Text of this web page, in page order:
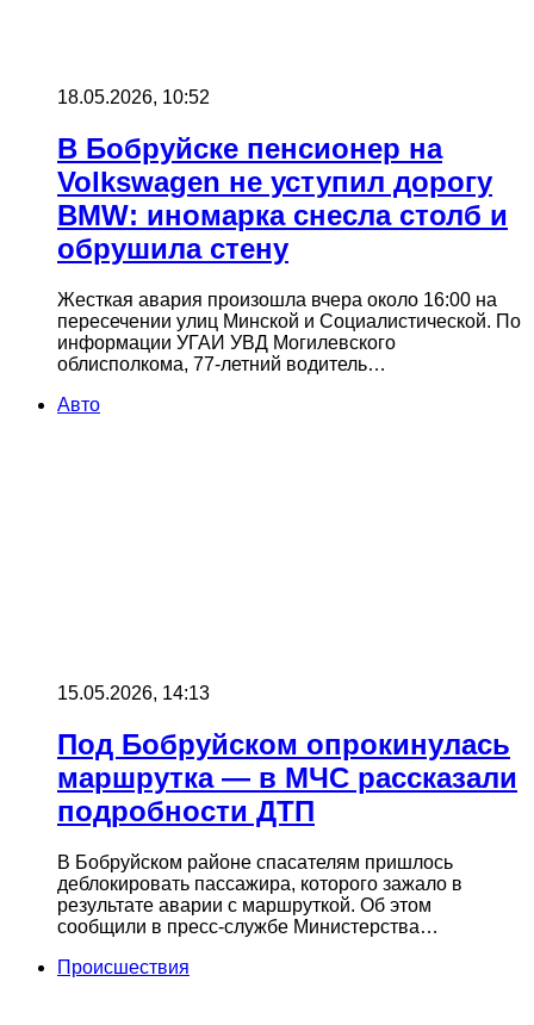
18.05.2026, 10:52
В Бобруйске пенсионер на
Volkswagen не уступил дорогу
BMW: иномарка снесла столб и
обрушила стену
Жесткая авария произошла вчера около 16:00 на
пересечении улиц Минской и Социалистической. По
информации УГАИ УВД Могилевского
облисполкома, 77-летний водитель…
Авто
15.05.2026, 14:13
Под Бобруйском опрокинулась
маршрутка — в МЧС рассказали
подробности ДТП
В Бобруйском районе спасателям пришлось
деблокировать пассажира, которого зажало в
результате аварии с маршруткой. Об этом
сообщили в пресс-службе Министерства…
Происшествия